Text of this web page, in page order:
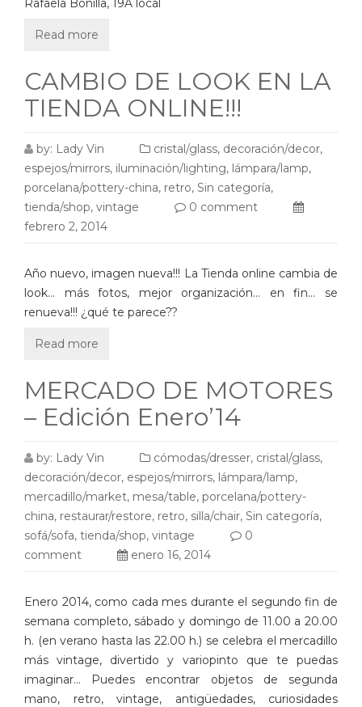
Rafaela Bonilla, 19A local
Read more
CAMBIO DE LOOK EN LA
TIENDA ONLINE!!!
by: Lady Vin cristal/glass, decoración/decor,
espejos/mirrors, iluminación/lighting, lámpara/lamp,
porcelana/pottery-china, retro, Sin categoría,
tienda/shop, vintage
0 comment
febrero 2, 2014
Año nuevo, imagen nueva!!! La Tienda online cambia de
look… más fotos, mejor organización… en fin… se
renueva!!! ¿qué te parece??
Read more
MERCADO DE MOTORES
– Edición Enero’14
by: Lady Vin cómodas/dresser, cristal/glass,
decoración/decor, espejos/mirrors, lámpara/lamp,
mercadillo/market, mesa/table, porcelana/pottery-
china, restaurar/restore, retro, silla/chair, Sin categoría,
sofá/sofa, tienda/shop, vintage
0
comment
enero 16, 2014
Enero 2014, como cada mes durante el segundo fin de
semana completo, sábado y domingo de 11.00 a 20.00
h. (en verano hasta las 22.00 h.) se celebra el mercadillo
más vintage, divertido y variopinto que te puedas
imaginar… Puedes encontrar objetos de segunda
mano, retro, vintage, antigüedades, curiosidades